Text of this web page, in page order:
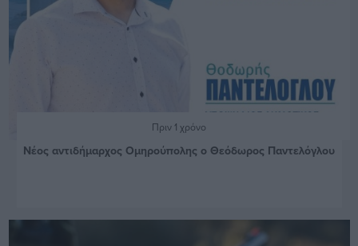
Πριν 1 χρόνο
Νέος αντιδήμαρχος Ομηρούπολης ο Θεόδωρος Παντελόγλου